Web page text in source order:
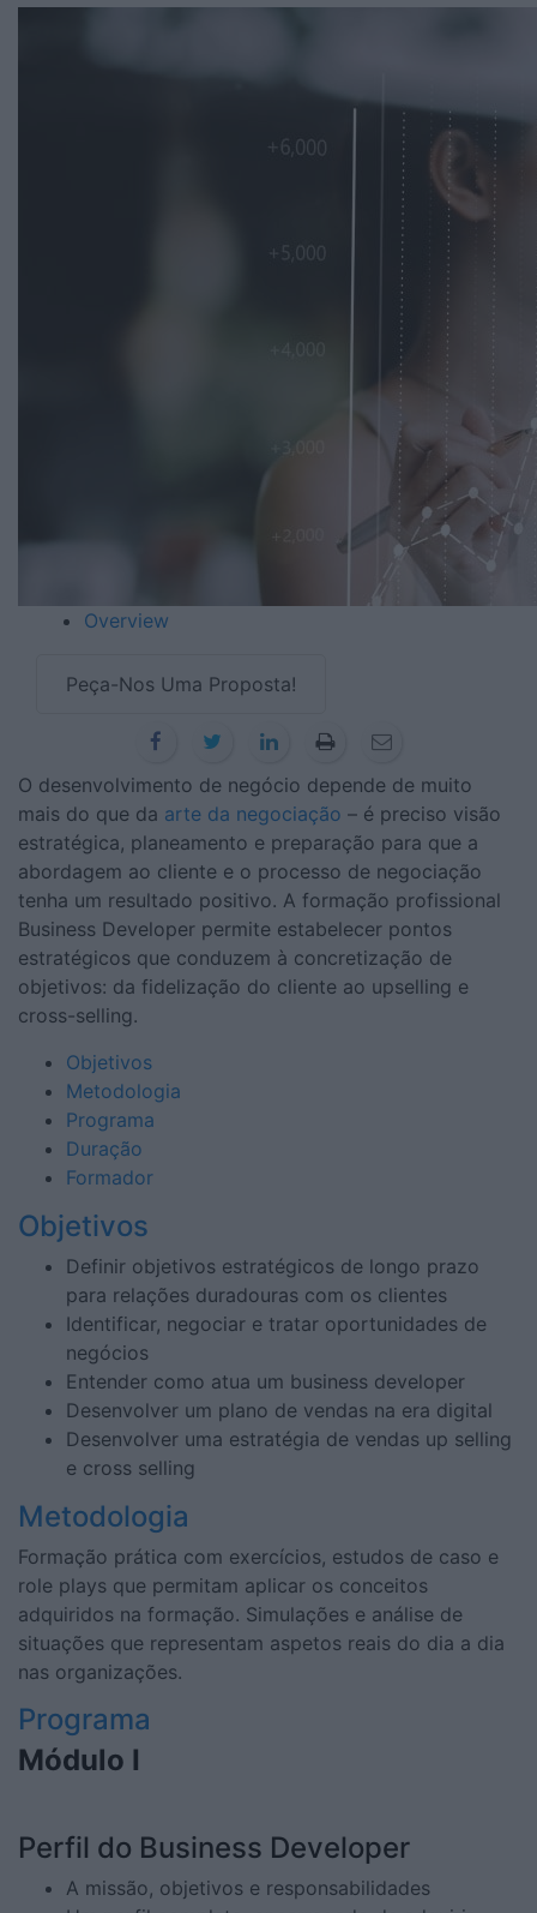
Overview
Peça-Nos Uma Proposta!
O desenvolvimento de negócio depende de muito
mais do que da arte da negociação – é preciso visão
estratégica, planeamento e preparação para que a
abordagem ao cliente e o processo de negociação
tenha um resultado positivo. A formação profissional
Business Developer permite estabelecer pontos
estratégicos que conduzem à concretização de
objetivos: da fidelização do cliente ao upselling e
cross-selling.
Objetivos
Metodologia
Programa
Duração
Formador
Objetivos
Definir objetivos estratégicos de longo prazo
para relações duradouras com os clientes
Identificar, negociar e tratar oportunidades de
negócios
Entender como atua um business developer
Desenvolver um plano de vendas na era digital
Desenvolver uma estratégia de vendas up selling
e cross selling
Metodologia
Formação prática com exercícios, estudos de caso e
role plays que permitam aplicar os conceitos
adquiridos na formação. Simulações e análise de
situações que representam aspetos reais do dia a dia
nas organizações.
Programa
Módulo I
Perfil do Business Developer
A missão, objetivos e responsabilidades